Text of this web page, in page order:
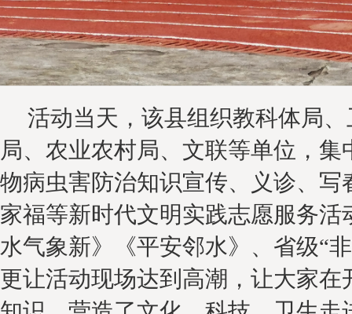
活动当天，该县组织教科体局
局、农业农村局、文联等单位，集
物病虫害防治知识宣传、义诊、写
家福等新时代文明实践志愿服务活
水气象新》《平安邻水》 、 省级“非
更让活动现场达到高潮， 让大家在